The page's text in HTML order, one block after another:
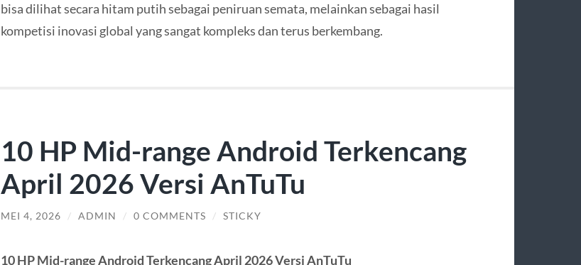
bisa dilihat secara hitam putih sebagai peniruan semata, melainkan sebagai hasil
kompetisi inovasi global yang sangat kompleks dan terus berkembang.
10 HP Mid-range Android Terkencang
April 2026 Versi AnTuTu
MEI 4, 2026 / ADMIN / 0 COMMENTS / STICKY
10 HP Mid-range Android Terkencang April 2026 Versi AnTuTu